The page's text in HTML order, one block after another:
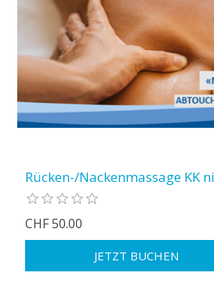
Rücken-/Nackenmassage KK
CHF 50.00